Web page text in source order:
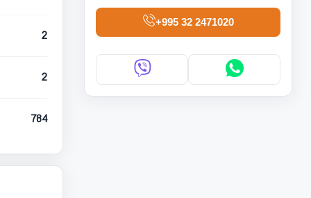
2
2
784
+995 32 2471020